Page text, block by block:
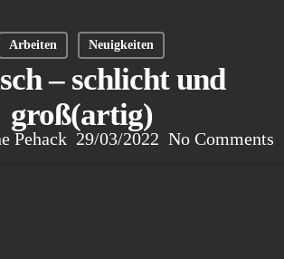
Arbeiten Neuigkeiten
– schlicht und
groß(artig)
Pehack 29/03/2022 No Comments